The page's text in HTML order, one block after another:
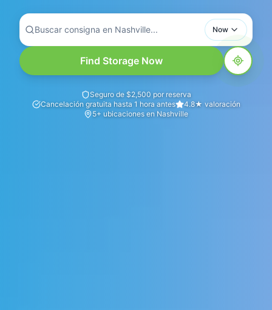
Buscar consigna en Nashville... Now
Find Storage Now
Seguro de $2,500 por reserva
Cancelación gratuita hasta 1 hora antes
4.8★ valoración
5+ ubicaciones en Nashville